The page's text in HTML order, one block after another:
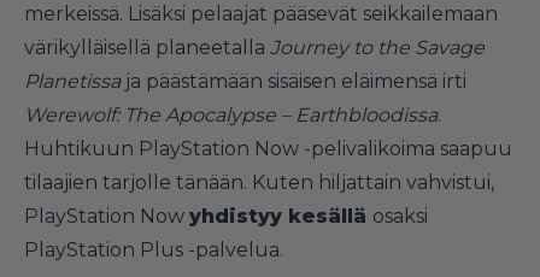
merkeissä. Lisäksi pelaajat pääsevät seikkailemaan
värikylläisellä planeetalla Journey to the Savage
Planetissaja päästämään sisäisen eläimensä irti
Werewolf: The Apocalypse – Earthbloodissa.
Huhtikuun PlayStation Now -pelivalikoima saapuu
tilaajien tarjolle tänään. Kuten hiljattain vahvistui,
PlayStation Now yhdistyy kesällä osaksi
PlayStation Plus -palvelua.